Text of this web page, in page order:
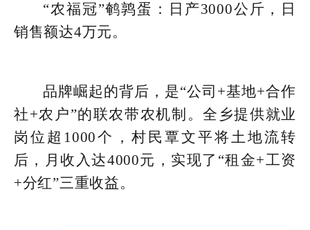
“农福冠”鹌鹑蛋：日产3000公斤，日
销售额达4万元。
品牌崛起的背后，是“公司+基地+合作
社+农户”的联农带农机制。全乡提供就业
岗位超1000个，村民覃文平将土地流转
后，月收入达4000元，实现了“租金+工资
+分红”三重收益。